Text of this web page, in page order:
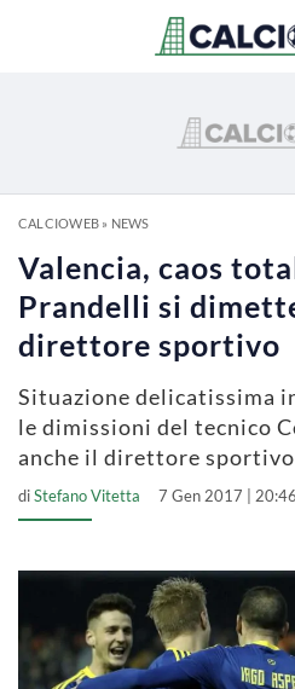
CALCIOWEB» NEWS
Valencia, caos
Prandelli si
direttore sportivo
Situazione delicatissima
le dimissioni del tecnico
anche il direttore sportivo
diStefano Vitetta 7 Gen 2017 | 20:46